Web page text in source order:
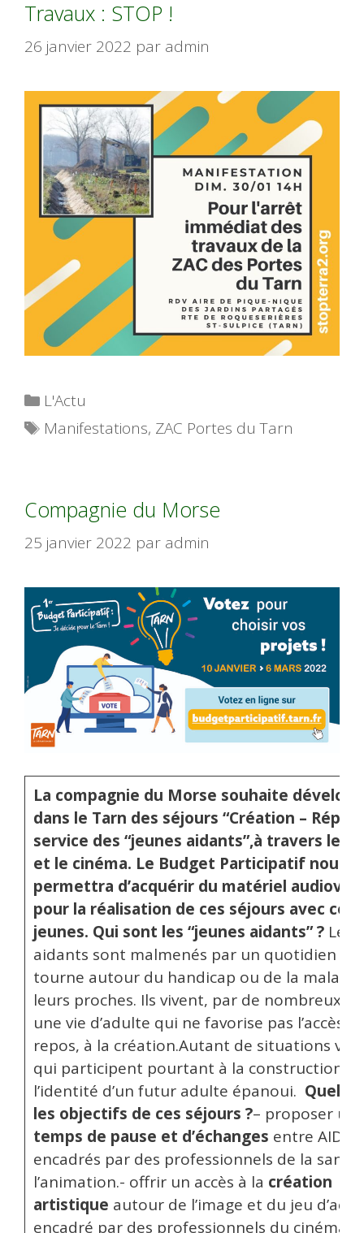
Travaux : STOP !
26 janvier 2022 par admin
Catégories
L'Actu
Étiquettes
Manifestations, ZAC Portes du Tarn
Compagnie du Morse
25 janvier 2022 par admin
La compagnie du Morse souhaite
dans le Tarn des séjours “Création – Répit”
service des “jeunes aidants”,à travers le
et le cinéma. Le Budget Participatif nous
permettra d’acquérir du matériel
pour la réalisation de ces séjours avec ces
jeunes. Qui sont les “jeunes aidants”?Les
aidants sont malmenés par un quotidien qui
tourne autour du handicap ou de la
leurs proches. Ils vivent, par de nombreux
une vie d’adulte qui ne favorise pas l’accès
repos, à la création.Autant de situations
qui participent pourtant à la construction
l’identité d’un futur adulte épanoui. Quels
les objectifs de ces séjours ?– proposer un
temps de pause et d’échanges entre
encadrés par des professionnels de la santé
l’animation.- offrir un accès à la création
artistique autour de l’image et du jeu
encadré par des professionnels du cinéma